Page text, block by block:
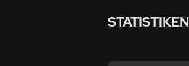
STATISTIKEN